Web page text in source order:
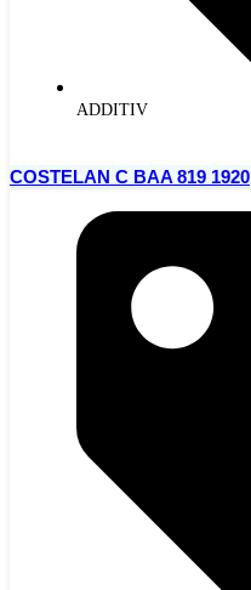
ADDITIV
COSTELAN C BAA 819 1920